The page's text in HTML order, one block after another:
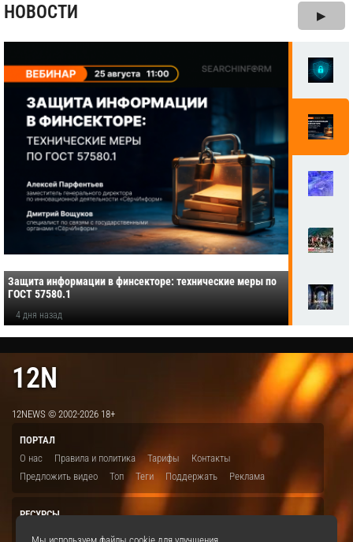
НОВОСТИ ▶
Защита информации в финсекторе: технические меры по
ГОСТ 57580.1
4 дня назад
12N
12NEWS © 2002-2026 18+
ПОРТАЛ
О нас
Правила и политика Тарифы
Контакты
Предложить видео
Топ Теги Поддержать Реклама
РЕСУРСЫ